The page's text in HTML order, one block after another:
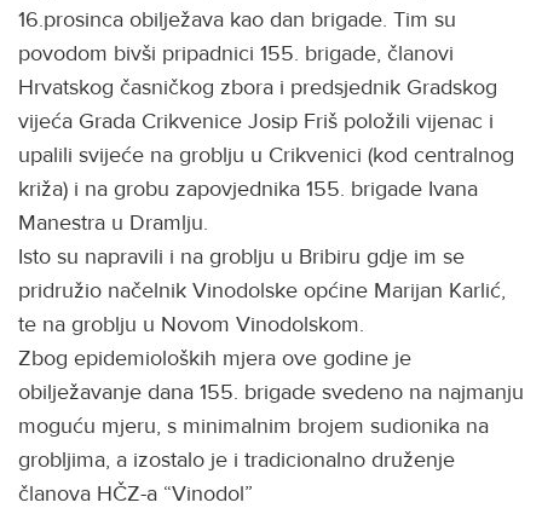
16.prosinca obilježava kao dan brigade. Tim su
povodom bivši pripadnici 155. brigade, članovi
Hrvatskog časničkog zbora i predsjednik Gradskog
vijeća Grada Crikvenice Josip Friš položili vijenac i
upalili svijeće na groblju u Crikvenici (kod centralnog
križa) i na grobu zapovjednika 155. brigade Ivana
Manestra u Dramlju.
Isto su napravili i na groblju u Bribiru gdje im se
pridružio načelnik Vinodolske općine Marijan Karlić,
te na groblju u Novom Vinodolskom.
Zbog epidemioloških mjera ove godine je
obilježavanje dana 155. brigade svedeno na najmanju
moguću mjeru, s minimalnim brojem sudionika na
grobljima, a izostalo je i tradicionalno druženje
članova HČZ-a “Vinodol”